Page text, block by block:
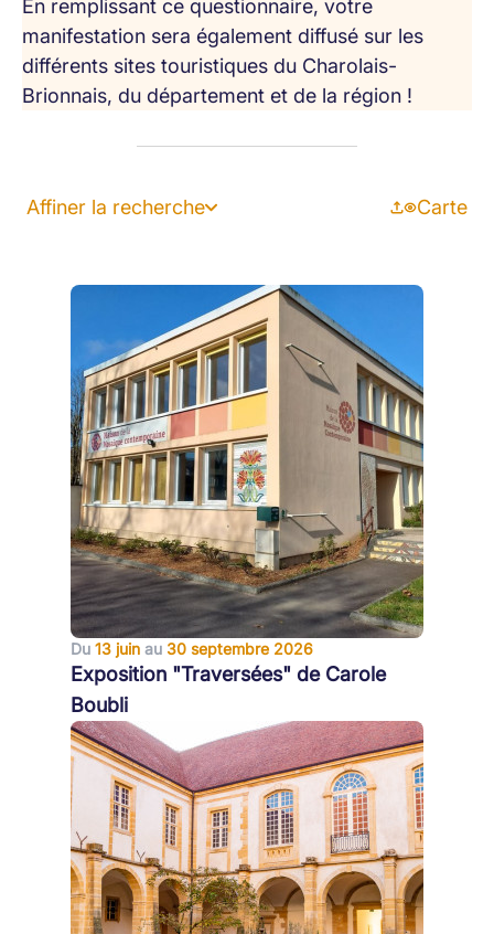
En remplissant ce questionnaire, votre
manifestation sera également diffusé sur les
différents sites touristiques du Charolais-
Brionnais, du département et de la région !
Affiner la recherche Carte
Du 13 juin au 30 septembre 2026
Exposition "Traversées" de Carole
Boubli